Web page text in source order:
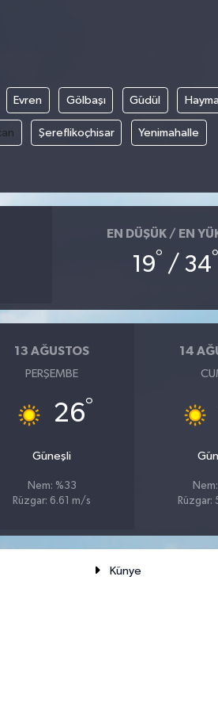
Evren Gölbaşı Güdül
Şereflikoçhisar Yenimahalle
EN DÜŞÜK / EN
19° / 34°
13 AĞUSTOS
PERŞEMBE
26°
Güneşli
Nem: %33
Rüzgar: 6.61 m/s
14
Rüzgar:
Künye